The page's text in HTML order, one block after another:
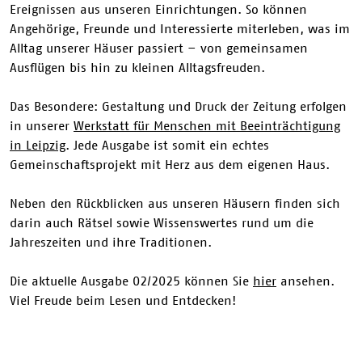
Ereignissen aus unseren Einrichtungen. So können
Angehörige, Freunde und Interessierte miterleben, was im
Alltag unserer Häuser passiert – von gemeinsamen
Ausflügen bis hin zu kleinen Alltagsfreuden.
Das Besondere: Gestaltung und Druck der Zeitung erfolgen
in unserer Werkstatt für Menschen mit Beeinträchtigung
in Leipzig. Jede Ausgabe ist somit ein echtes
Gemeinschaftsprojekt mit Herz aus dem eigenen Haus.
Neben den Rückblicken aus unseren Häusern finden sich
darin auch Rätsel sowie Wissenswertes rund um die
Jahreszeiten und ihre Traditionen.
Die aktuelle Ausgabe 02/2025 können Sie hier ansehen.
Viel Freude beim Lesen und Entdecken!